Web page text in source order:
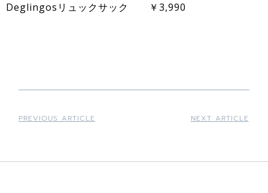
Deglingosリュックサック ￥3,990
PREVIOUS ARTICLE NEXT ARTICLE